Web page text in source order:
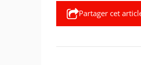
Partager cet